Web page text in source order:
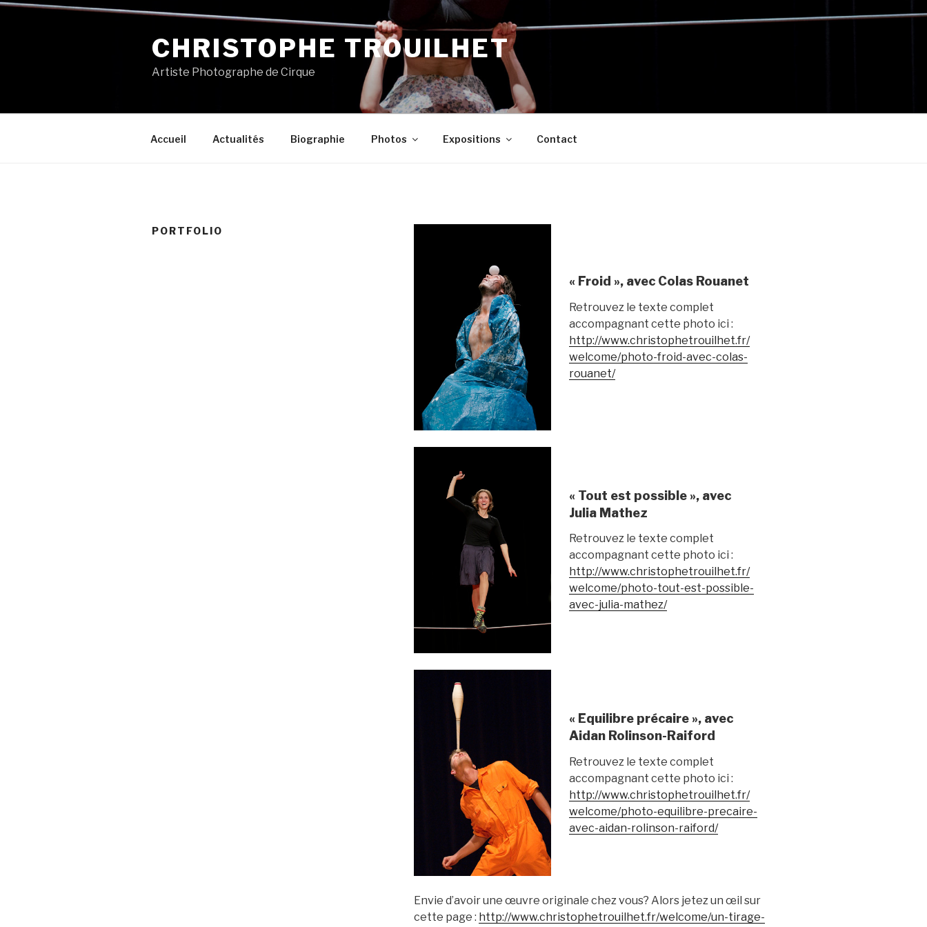
Aller
CHRISTOPHE TROUILHET
Artiste Photographe de Cirque
Accueil Actualités Biographie Photos Expositions Contact
PORTFOLIO
« Froid », avec Colas Rouanet
Retrouvez le texte complet
accompagnant cette photo ici :
http://www.christophetrouilhet.fr/
welcome/photo-froid-avec-colas-
rouanet/
« Tout est possible », avec
Julia Mathez
Retrouvez le texte complet
accompagnant cette photo ici :
http://www.christophetrouilhet.fr/
welcome/photo-tout-est-possible-
avec-julia-mathez/
« Equilibre précaire », avec
Aidan Rolinson-Raiford
Retrouvez le texte complet
accompagnant cette photo ici :
http://www.christophetrouilhet.fr/
welcome/photo-equilibre-precaire-
avec-aidan-rolinson-raiford/
Envie d’avoir une œuvre originale chez vous? Alors jetez un œil sur
cette page : http://www.christophetrouilhet.fr/welcome/un-tirage-